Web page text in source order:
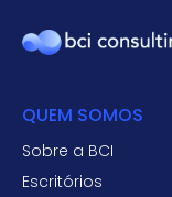
QUEM SOMOS
Sobre a BCI
Escritórios